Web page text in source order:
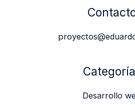
Desarrollo